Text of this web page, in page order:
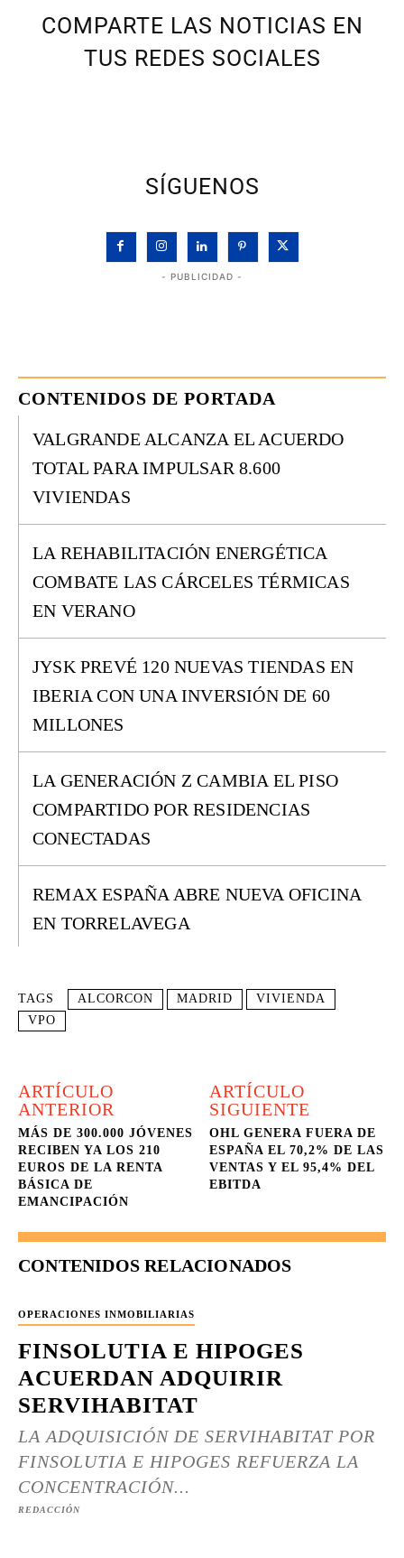
COMPARTE LAS NOTICIAS EN
TUS REDES SOCIALES
SÍGUENOS
- PUBLICIDAD -
CONTENIDOS DE PORTADA
VALGRANDE ALCANZA EL ACUERDO
TOTAL PARA IMPULSAR 8.600
VIVIENDAS
LA REHABILITACIÓN ENERGÉTICA
COMBATE LAS CÁRCELES TÉRMICAS
EN VERANO
JYSK PREVÉ 120 NUEVAS TIENDAS EN
IBERIA CON UNA INVERSIÓN DE 60
MILLONES
LA GENERACIÓN Z CAMBIA EL PISO
COMPARTIDO POR RESIDENCIAS
CONECTADAS
REMAX ESPAÑA ABRE NUEVA OFICINA
EN TORRELAVEGA
TAGS ALCORCON MADRID
VIVIENDA
VPO
ARTÍCULO
ANTERIOR
MÁS DE 300.000 JÓVENES
RECIBEN YA LOS 210
EUROS DE LA RENTA
BÁSICA DE
EMANCIPACIÓN
ARTÍCULO
SIGUIENTE
OHL GENERA FUERA DE
ESPAÑA EL 70,2% DE LAS
VENTAS Y EL 95,4% DEL
EBITDA
CONTENIDOS RELACIONADOS
OPERACIONES INMOBILIARIAS
FINSOLUTIA E HIPOGES
ACUERDAN ADQUIRIR
SERVIHABITAT
LA ADQUISICIÓN DE SERVIHABITAT POR
FINSOLUTIA E HIPOGES REFUERZA LA
CONCENTRACIÓN...
REDACCIÓN